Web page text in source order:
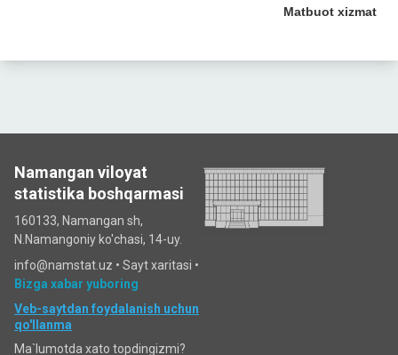
Matbuot xizmat
Namangan viloyat
statistika boshqarmasi
160133, Namangan sh,
N.Namangoniy ko'chasi, 14-uy.
info@namstat.uz • Sayt xaritasi •
Bizga xabar yuboring
Veb-saytdan foydalanish uchun
qo'llanma
Ma`lumotda xato topdingizmi?